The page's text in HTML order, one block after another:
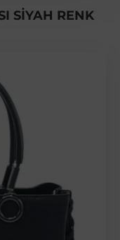
SİYAH RENK